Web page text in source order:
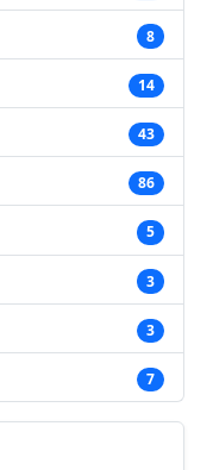
8
14
43
86
5
3
3
7